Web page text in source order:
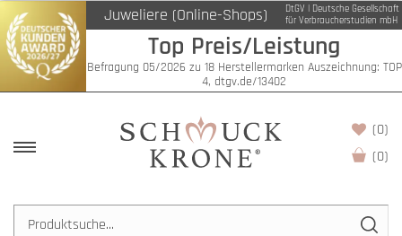
Juweliere (Online-Shops)
DtGV | Deutsche Gesellschaft
für Verbraucherstudien mbH
Top Preis/Leistung
Befragung 05/2026 zu 18 Herstellermarken Auszeichnung: TOP
4, dtgv.de/13402
(0)
(0)